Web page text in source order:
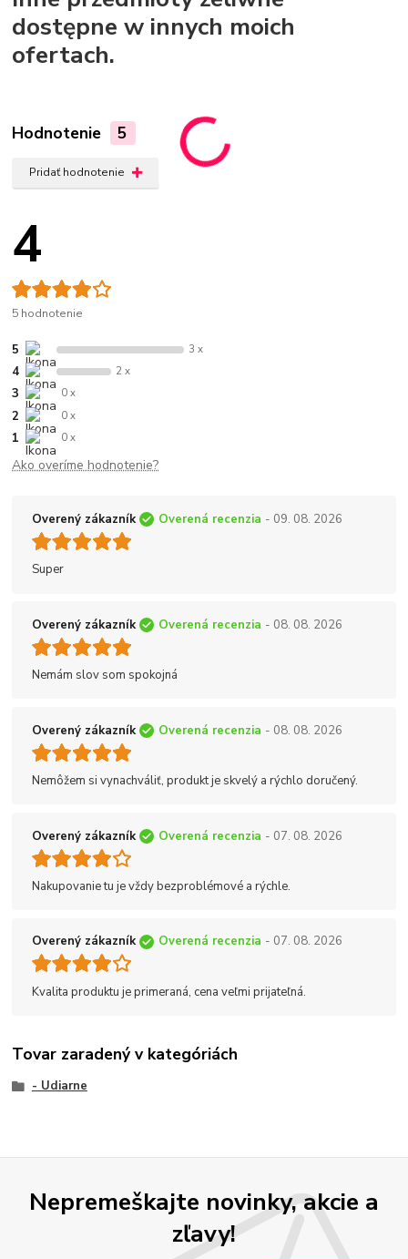
dostępne w innych moich
ofertach.
Hodnotenie 5
Pridať hodnotenie
4
5 hodnotenie
5 3 x
4 2 x
3 0 x
2 0 x
1 0 x
Ako overíme hodnotenie?
Overený zákazník Overená recenzia - 09. 08. 2026
Super
Overený zákazník Overená recenzia - 08. 08. 2026
Nemám slov som spokojná
Overený zákazník Overená recenzia - 08. 08. 2026
Nemôžem si vynachváliť, produkt je skvelý a rýchlo doručený.
Overený zákazník Overená recenzia - 07. 08. 2026
Nakupovanie tu je vždy bezproblémové a rýchle.
Overený zákazník Overená recenzia - 07. 08. 2026
Kvalita produktu je primeraná, cena veľmi prijateľná.
Tovar zaradený v kategóriách
- Udiarne
Nepremeškajte novinky, akcie a
zľavy!